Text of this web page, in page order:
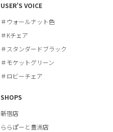
USER’S VOICE
＃ウォールナット色
＃Kチェア
＃スタンダードブラック
＃モケットグリーン
＃ロビーチェア
SHOPS
新宿店
ららぽーと豊洲店